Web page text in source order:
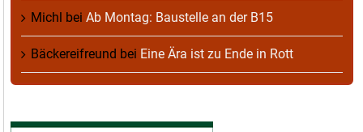
Michl bei Ab Montag: Baustelle an der B15
Bäckereifreund bei Eine Ära ist zu Ende in Rott